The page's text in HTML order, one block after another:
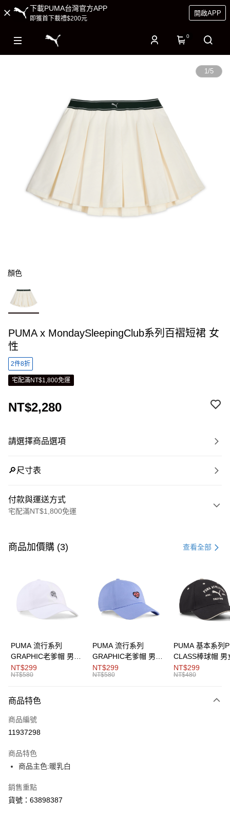
下載PUMA台灣官方APP
即獲首下載禮$200元
開啟APP
0
1/5
顏色
PUMA x MondaySleepingClub系列百褶短裙 女
性
2件8折
宅配滿NT$1,800免運
NT$2,280
請選擇商品選項
🔎尺寸表
付款與運送方式
宅配滿NT$1,800免運
信用卡一次付款
Apple Pay
Google Pay
運送方式
每筆NT$150，滿NT$1,800(含以上)免運費
商品加價購 (3) 查看全部
PUMA 流行系列
GRAPHIC老爹帽 男女
共同
NT$299
NT$580
PUMA 流行系列
GRAPHIC老爹帽 男女
共同
NT$299
NT$580
PUMA 基本系列
CLASS棒球帽 男
同
NT$299
NT$480
商品特色
商品編號
11937298
商品特色
商品主色:暖乳白
銷售重點
貨號：63898387